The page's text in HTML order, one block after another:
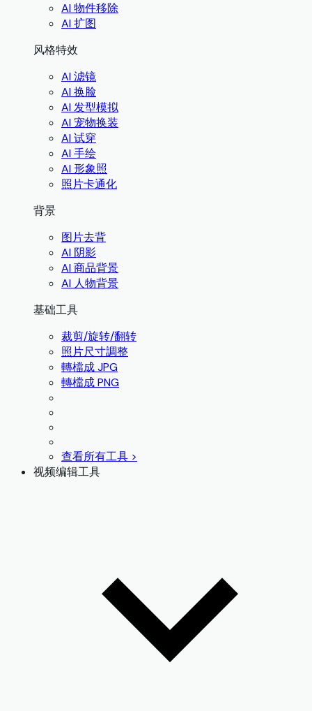
AI 物件移除
AI 扩图
风格特效
AI 滤镜
AI 换脸
AI 发型模拟
AI 宠物换装
AI 试穿
AI 手绘
AI 形象照
照片卡通化
背景
图片去背
AI 阴影
AI 商品背景
AI 人物背景
基础工具
裁剪/旋转/翻转
照片尺寸調整
轉檔成 JPG
轉檔成 PNG
查看所有工具 >
视频编辑工具